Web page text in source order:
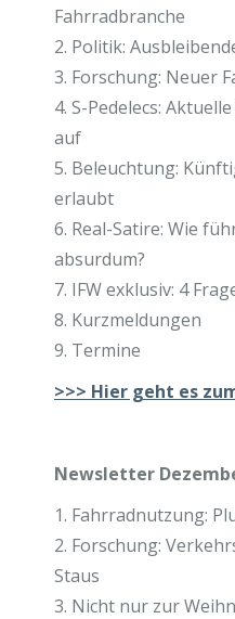
Fahrradbranche
2. Politik:
3. Forschung: Neuer
4. S-Pedelecs:
auf
5. Beleuchtung:
erlaubt
6. Real-Satire: Wie
absurdum?
7. IFW exklusiv: 4
8. Kurzmeldungen
9. Termine
>>> Hier geht es
Newsletter
1. Fahrradnutzung:
2. Forschung:
Staus
3. Nicht nur zur